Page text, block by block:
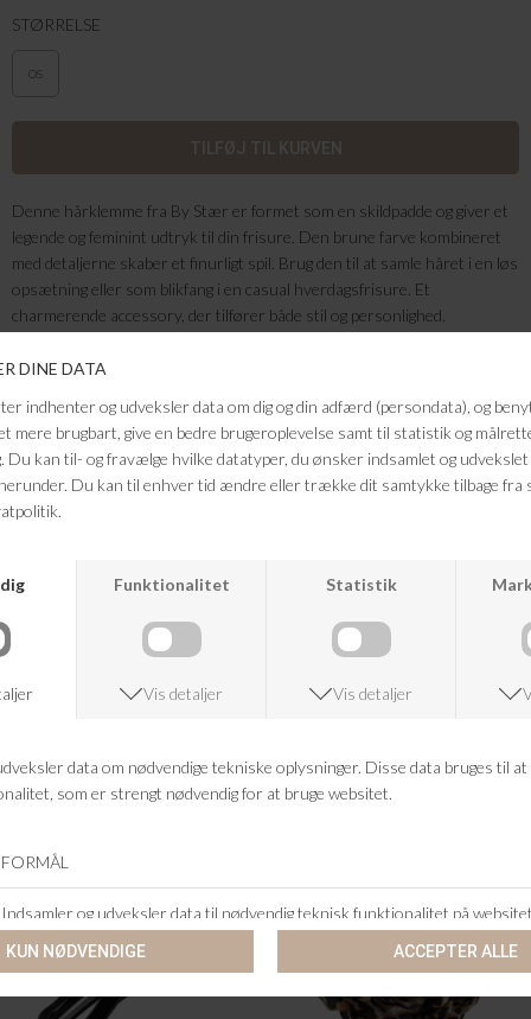
STØRRELSE
OS
Denne hårklemme fra By Stær er formet som en skildpadde og giver et
legende og feminint udtryk til din frisure. Den brune farve kombineret
med detaljerne skaber et finurligt spil. Brug den til at samle håret i en løs
opsætning eller som blikfang i en casual hverdagsfrisure. Et
charmerende accessory, der tilfører både stil og personlighed.
Farve: Brun
FRAGTFRI LEVERING
VED KØB OVER 500,-
RETURRET
KUNDESERVICE